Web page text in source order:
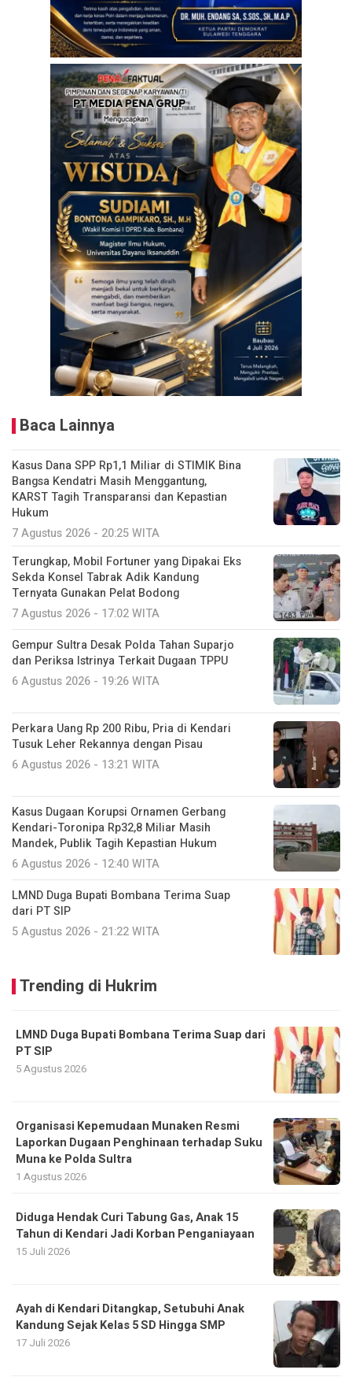
Baca Lainnya
Kasus Dana SPP Rp1,1 Miliar di STIMIK Bina
Bangsa Kendatri Masih Menggantung,
KARST Tagih Transparansi dan Kepastian
Hukum
7 Agustus 2026 - 20:25 WITA
Terungkap, Mobil Fortuner yang Dipakai Eks
Sekda Konsel Tabrak Adik Kandung
Ternyata Gunakan Pelat Bodong
7 Agustus 2026 - 17:02 WITA
Gempur Sultra Desak Polda Tahan Suparjo
dan Periksa Istrinya Terkait Dugaan TPPU
6 Agustus 2026 - 19:26 WITA
Perkara Uang Rp 200 Ribu, Pria di Kendari
Tusuk Leher Rekannya dengan Pisau
6 Agustus 2026 - 13:21 WITA
Kasus Dugaan Korupsi Ornamen Gerbang
Kendari-Toronipa Rp32,8 Miliar Masih
Mandek, Publik Tagih Kepastian Hukum
6 Agustus 2026 - 12:40 WITA
LMND Duga Bupati Bombana Terima Suap
dari PT SIP
5 Agustus 2026 - 21:22 WITA
Trending di Hukrim
LMND Duga Bupati Bombana Terima Suap dari
PT SIP
5 Agustus 2026
Organisasi Kepemudaan Munaken Resmi
Laporkan Dugaan Penghinaan terhadap Suku
Muna ke Polda Sultra
1 Agustus 2026
Diduga Hendak Curi Tabung Gas, Anak 15
Tahun di Kendari Jadi Korban Penganiayaan
15 Juli 2026
Ayah di Kendari Ditangkap, Setubuhi Anak
Kandung Sejak Kelas 5 SD Hingga SMP
17 Juli 2026